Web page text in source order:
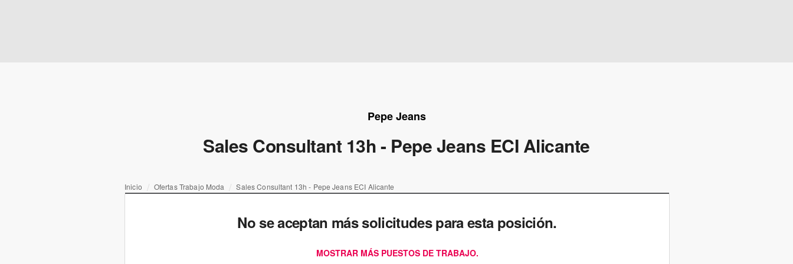
Pepe Jeans
Sales Consultant 13h - Pepe Jeans ECI Alicante
Inicio Ofertas Trabajo Moda Sales Consultant 13h - Pepe Jeans ECI Alicante
No se aceptan más solicitudes para esta posición.
MOSTRAR MÁS PUESTOS DE TRABAJO.